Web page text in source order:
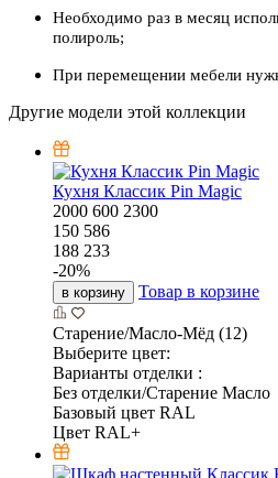
Необходимо раз в месяц
полироль;
При перемещении мебели
Другие модели этой коллекции
Кухня Классик Pin Magic
2000 600 2300
150 586
188 233
-20%
в корзину Товар в корзине
Старение/Масло-Мёд (12)
Выберите цвет:
Варианты отделки :
Без отделки/Старение Масло
Базовый цвет RAL
Цвет RAL+